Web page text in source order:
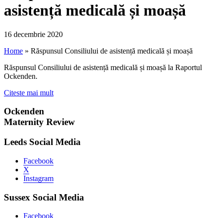
asistență medicală și moașă
16 decembrie 2020
Home » Răspunsul Consiliului de asistență medicală și moașă
Răspunsul Consiliului de asistență medicală și moașă la Raportul
Ockenden.
Citeste mai mult
Ockenden
Maternity Review
Leeds Social Media
Facebook
X
Instagram
Sussex Social Media
Facebook